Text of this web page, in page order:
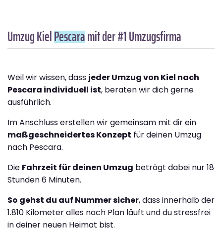
Umzug KielPescaramit der #1 Umzugsfirma
Weil wir wissen, dass jeder Umzug von Kiel nach
Pescara individuell ist, beraten wir dich gerne
ausführlich.
Im Anschluss erstellen wir gemeinsam mit dir ein
maßgeschneidertes Konzept für deinen Umzug
nach Pescara.
Die Fahrzeit für deinen Umzug beträgt dabei nur 18
Stunden 6 Minuten.
So gehst du auf Nummer sicher, dass innerhalb der
1.810 Kilometer alles nach Plan läuft und du stressfrei
in deiner neuen Heimat bist.